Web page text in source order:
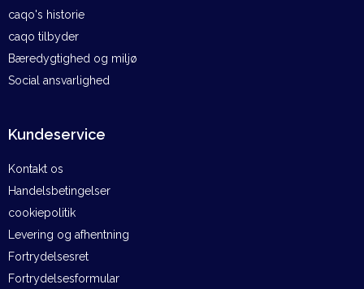
caqo's historie
caqo tilbyder
Bæredygtighed og miljø
Social ansvarlighed
Kundeservice
Kontakt os
Handelsbetingelser
cookiepolitik
Levering og afhentning
Fortrydelsesret
Fortrydelsesformular